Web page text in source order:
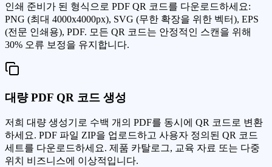
인쇄 준비가 된 형식으로 PDF QR 코드를 다운로드하세요:
PNG (최대 4000x4000px), SVG (무한 확장을 위한 벡터), EPS
(전문 인쇄용), PDF. 모든 QR 코드는 안정적인 스캔을 위해
30% 오류 보정을 유지합니다.
대량 PDF QR 코드 생성
저희 대량 생성기로 수백 개의 PDF를 동시에 QR 코드로 변환
하세요. PDF 파일 ZIP을 업로드하고 사용자 정의된 QR 코드
세트를 다운로드하세요. 제품 카탈로그, 교육 자료 또는 다중
위치 비즈니스에 이상적입니다.